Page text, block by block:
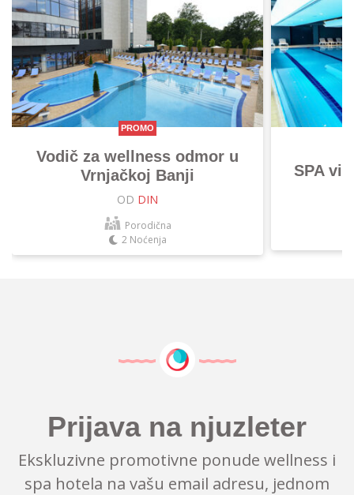
PROMO
Vodič za wellness odmor u
Vrnjačkoj Banji
OD DIN
Porodična
2 Noćenja
SPA
Prijava na njuzleter
Ekskluzivne promotivne ponude wellness i
spa hotela na vašu email adresu, jednom